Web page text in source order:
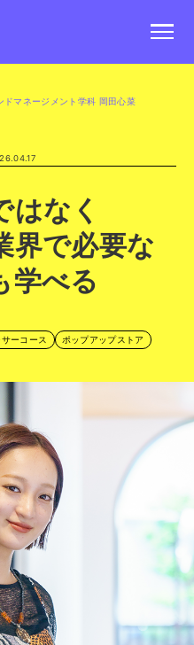
マネージメント学科 岡田心菜
はなく
界で必要な
学べる
ーコース
ポップアップストア